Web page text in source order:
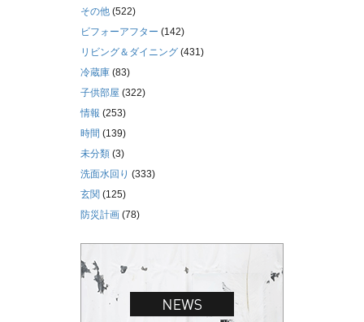
その他 (522)
ビフォーアフター (142)
リビング＆ダイニング (431)
冷蔵庫 (83)
子供部屋 (322)
情報 (253)
時間 (139)
未分類 (3)
洗面水回り (333)
玄関 (125)
防災計画 (78)